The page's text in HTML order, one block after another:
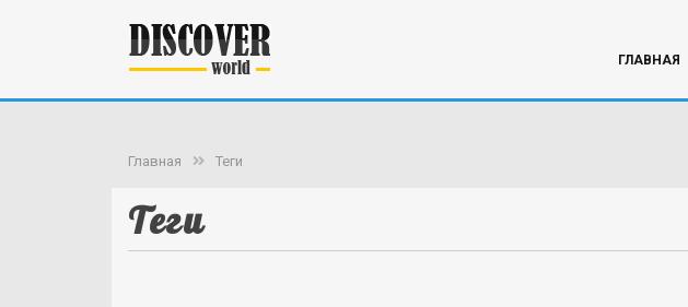
ГЛАВНАЯ
Главная Теги
Теги